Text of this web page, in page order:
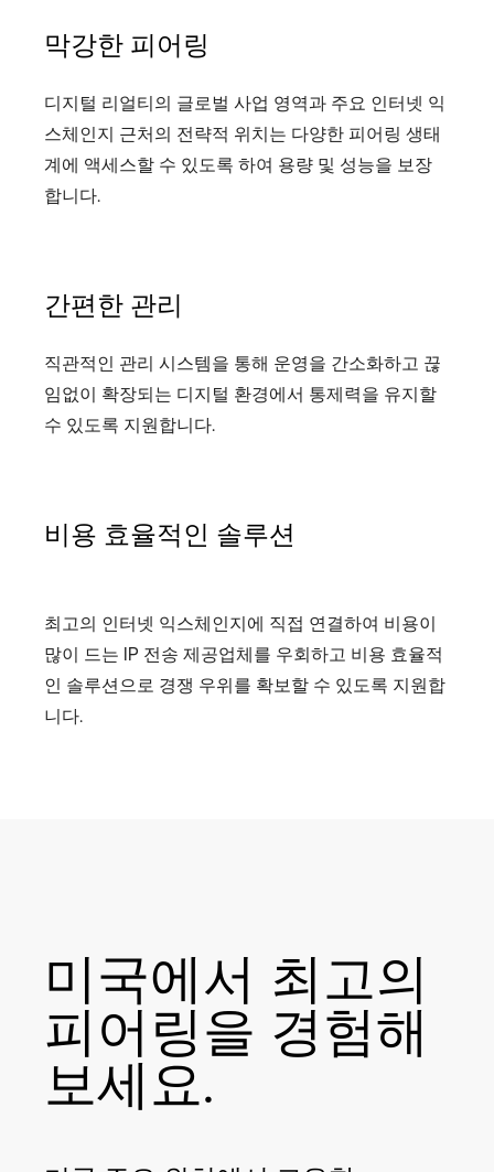
막강한 피어링
디지털 리얼티의 글로벌 사업 영역과 주요 인터넷 익
스체인지 근처의 전략적 위치는 다양한 피어링 생태
계에 액세스할 수 있도록 하여 용량 및 성능을 보장
합니다.
간편한 관리
직관적인 관리 시스템을 통해 운영을 간소화하고 끊
임없이 확장되는 디지털 환경에서 통제력을 유지할
수 있도록 지원합니다.
비용 효율적인 솔루션
최고의 인터넷 익스체인지에 직접 연결하여 비용이
많이 드는 IP 전송 제공업체를 우회하고 비용 효율적
인 솔루션으로 경쟁 우위를 확보할 수 있도록 지원합
니다.
미국에서 최고의
피어링을 경험해
보세요.